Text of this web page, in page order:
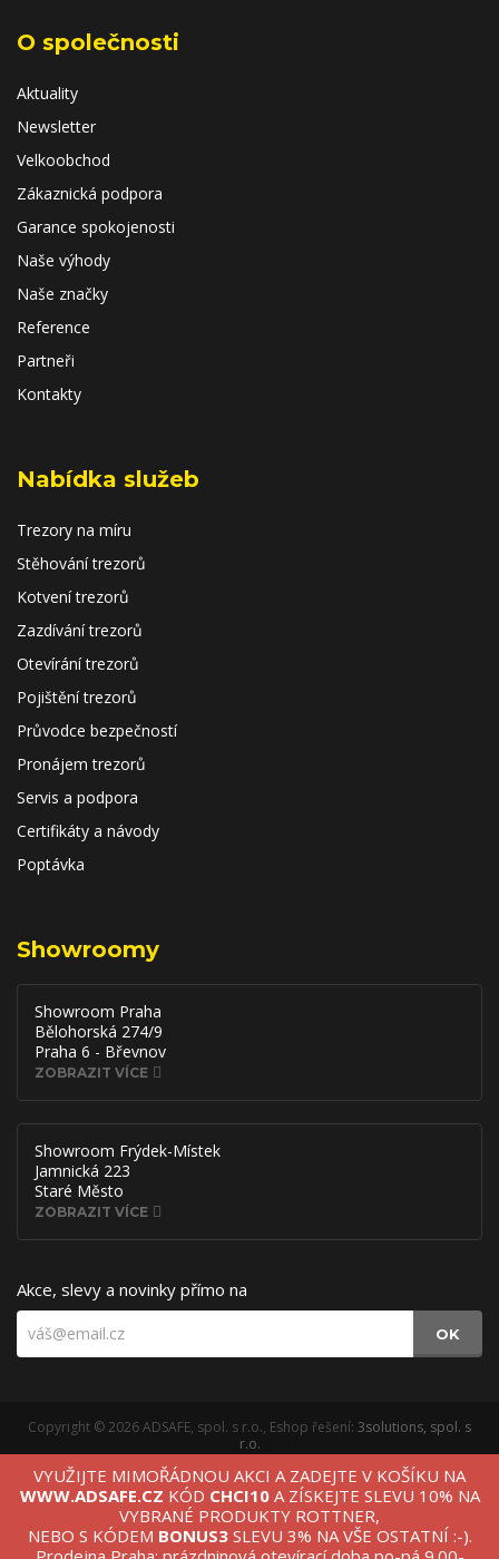
O společnosti
Aktuality
Newsletter
Velkoobchod
Zákaznická podpora
Garance spokojenosti
Naše výhody
Naše značky
Reference
Partneři
Kontakty
Nabídka služeb
Trezory na míru
Stěhování trezorů
Kotvení trezorů
Zazdívání trezorů
Otevírání trezorů
Pojištění trezorů
Průvodce bezpečností
Pronájem trezorů
Servis a podpora
Certifikáty a návody
Poptávka
Showroomy
Showroom Praha
Bělohorská 274/9
Praha 6 - Břevnov
ZOBRAZIT VÍCE
Showroom Frýdek-Místek
Jamnická 223
Staré Město
ZOBRAZIT VÍCE
Akce, slevy a novinky přímo na
OK
Copyright © 2026 ADSAFE, spol. s r.o., Eshop řešení: 3solutions, spol. s
r.o.
Provozováno naB2B/B2C systému:3ESHOP SmartShopper
Verze webu pro PC.
VYUŽIJTE MIMOŘÁDNOU AKCI A ZADEJTE V KOŠÍKU NA
WWW.ADSAFE.CZ KÓD CHCI10A ZÍSKEJTE SLEVU 10% NA
VYBRANÉ PRODUKTY ROTTNER,
NEBO S KÓDEM BONUS3SLEVU 3% NA VŠE OSTATNÍ :-).